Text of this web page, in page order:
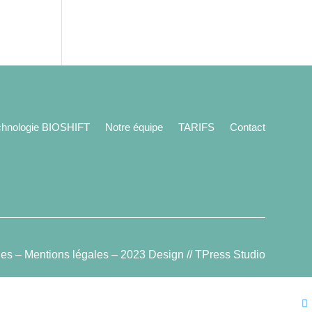
BIOSHIFT Notre équipe TARIFS Contact
– Mentions légales– 2023 Design // TPress Studio